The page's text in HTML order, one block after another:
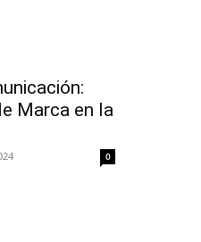
Marca en la
0